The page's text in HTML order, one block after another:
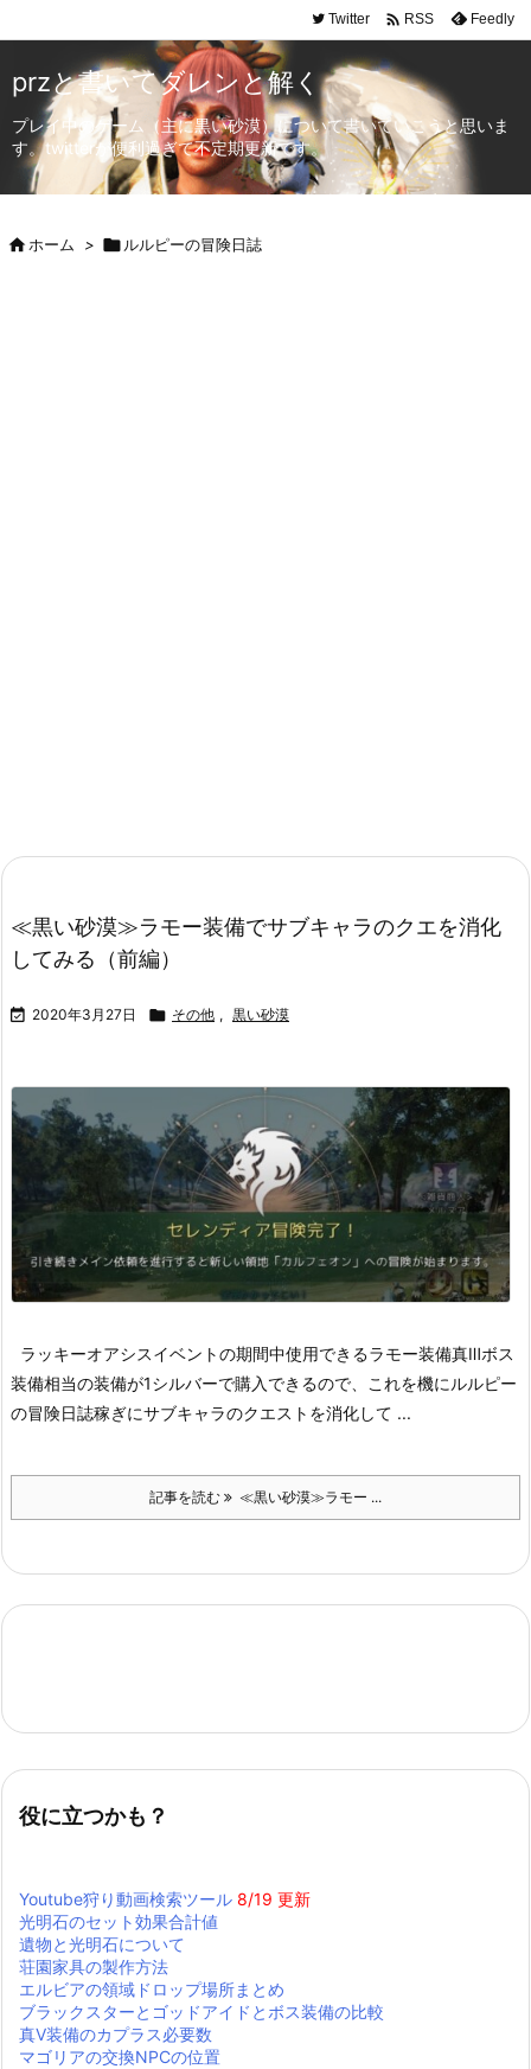
Twitter  RSS Feedly
przと書いてダレンと解く
プレイ中のゲーム（主に黒い砂漠）について書いていこうと思いま
す。twitterが便利過ぎて不定期更新です。
ホーム >  ルルピーの冒険日誌
≪黒い砂漠≫ラモー装備でサブキャラのクエを消化
してみる（前編）
 2020年3月27日  その他 , 黒い砂漠
ラッキーオアシスイベントの期間中使用できるラモー装備真Ⅲボス
装備相当の装備が1シルバーで購入できるので、これを機にルルピー
の冒険日誌稼ぎにサブキャラのクエストを消化して ...
記事を読む ≪黒い砂漠≫ラモー ...
役に立つかも？
Youtube狩り動画検索ツール 8/19 更新
光明石のセット効果合計値
遺物と光明石について
荘園家具の製作方法
エルビアの領域ドロップ場所まとめ
ブラックスターとゴッドアイドとボス装備の比較
真Ⅴ装備のカプラス必要数
マゴリアの交換NPCの位置